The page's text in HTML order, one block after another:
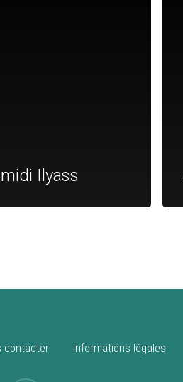
Ilyass
contacter Informations légales